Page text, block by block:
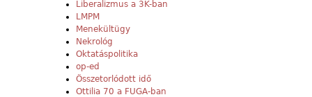
Liberalizmus a 3K-ban
LMPM
Menekültügy
Nekrológ
Oktatáspolitika
op-ed
Összetorlódott idő
Ottilia 70 a FUGA-ban